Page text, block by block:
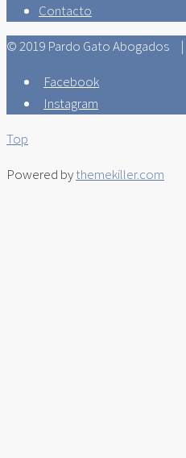
Contacto
© 2019 Pardo Gato Abogados |
Facebook
Instagram
Top
Powered bythemekiller.com